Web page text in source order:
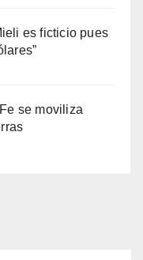
es ficticio pues
se moviliza